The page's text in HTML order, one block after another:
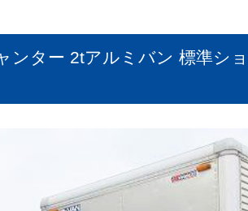
ンター 2tアルミバン 標準シ